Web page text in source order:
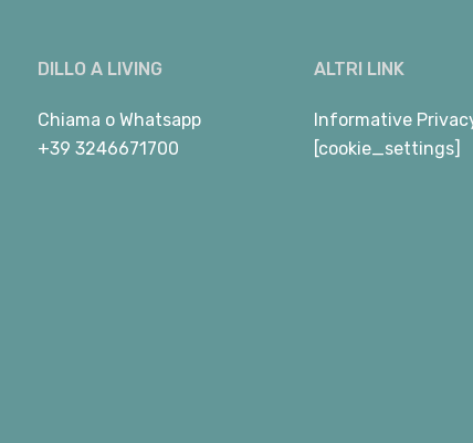
DILLO A LIVING
Chiama o Whatsapp
+39 3246671700
ALTRI LINK
Informative
[cookie_settings]